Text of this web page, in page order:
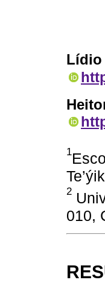
Lídio
1
2
010,